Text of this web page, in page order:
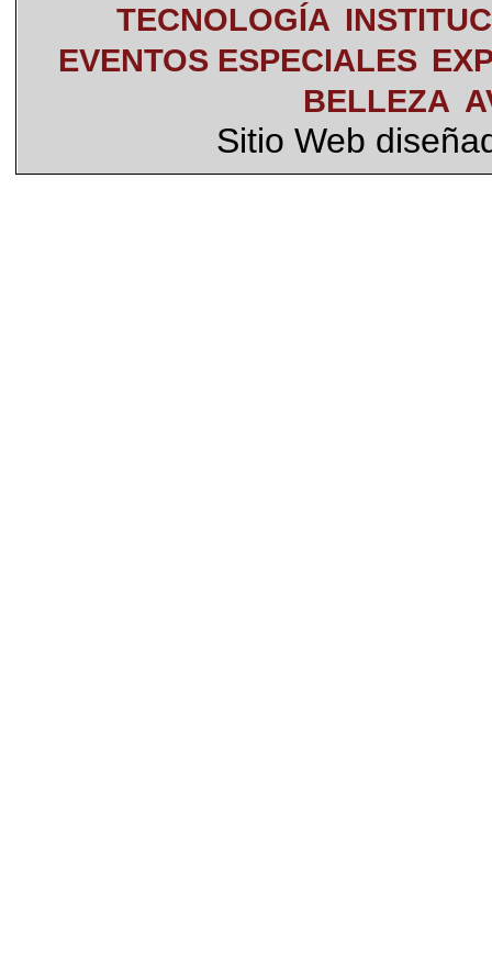
TECNOLOGÍA
EVENTOS ESPECIALES
BELLEZA
Sitio Web